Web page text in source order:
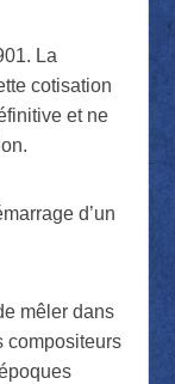
La
cotisation
et ne
d’un
mêler dans
compositeurs